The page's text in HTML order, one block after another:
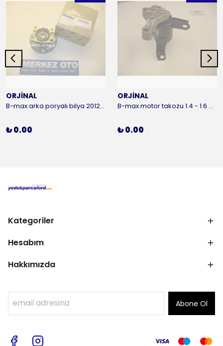
ORJİNAL
B-max arka poryalı bilya 2012-2016 ORJİNAL
₺ 0.00
ORJİNAL
B-max motor takozu 1.4 - 1.6 benzinli 2012-2016 ORJİNAL
₺ 0.00
Kategoriler
Hesabım
Hakkımızda
Abone Ol